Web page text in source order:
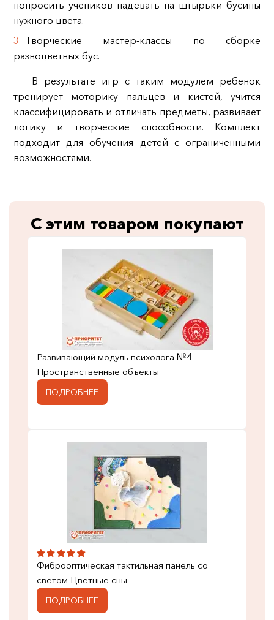
попросить учеников надевать на штырьки бусины
нужного цвета.
Творческие мастер-классы по сборке
разноцветных бус.
В результате игр с таким модулем ребенок
тренирует моторику пальцев и кистей, учится
классифицировать и отличать предметы, развивает
логику и творческие способности. Комплект
подходит для обучения детей с ограниченными
возможностями.
С этим товаром покупают
Развивающий модуль психолога №4
Пространственные объекты
ПОДРОБНЕЕ
Фиброоптическая тактильная панель со
светом Цветные сны
ПОДРОБНЕЕ